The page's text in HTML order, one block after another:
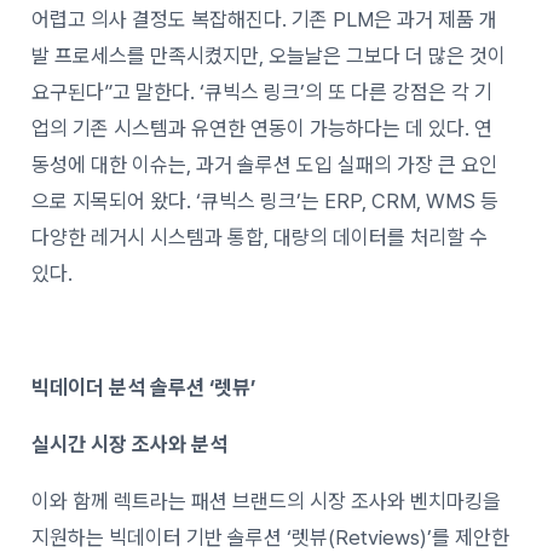
어렵고 의사 결정도 복잡해진다. 기존 PLM은 과거 제품 개
발 프로세스를 만족시켰지만, 오늘날은 그보다 더 많은 것이
요구된다”고 말한다. ‘큐빅스 링크’의 또 다른 강점은 각 기
업의 기존 시스템과 유연한 연동이 가능하다는 데 있다. 연
동성에 대한 이슈는, 과거 솔루션 도입 실패의 가장 큰 요인
으로 지목되어 왔다. ‘큐빅스 링크’는 ERP, CRM, WMS 등
다양한 레거시 시스템과 통합, 대량의 데이터를 처리할 수
있다.
빅데이더 분석 솔루션 ‘렛뷰’
실시간 시장 조사와 분석
이와 함께 렉트라는 패션 브랜드의 시장 조사와 벤치마킹을
지원하는 빅데이터 기반 솔루션 ‘렛뷰(Retviews)’를 제안한